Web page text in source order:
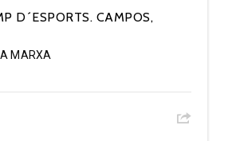
D´ESPORTS. CAMPOS,
MARXA